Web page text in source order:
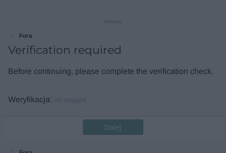
Fora
Verification required
Before continuing, please complete the verification check.
Weryfikacja Wymagane
Dalej